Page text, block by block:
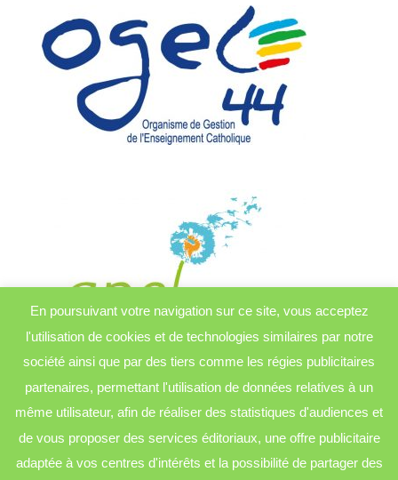
En poursuivant votre navigation sur ce site, vous acceptez
l'utilisation de cookies et de technologies similaires par notre
société ainsi que par des tiers comme les régies publicitaires
partenaires, permettant l'utilisation de données relatives à un
même utilisateur, afin de réaliser des statistiques d'audiences et
de vous proposer des services éditoriaux, une offre publicitaire
adaptée à vos centres d'intérêts et la possibilité de partager des